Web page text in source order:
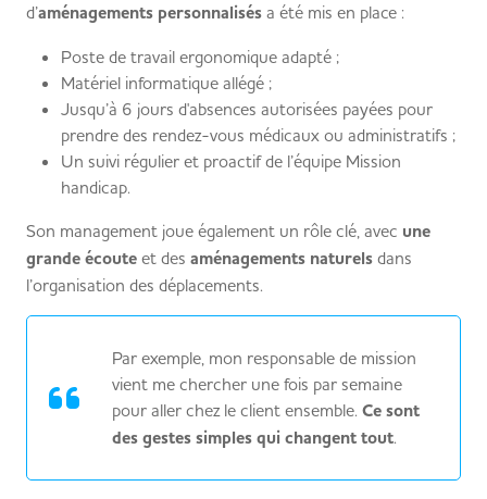
d’aménagements personnalisés a été mis en place :
Poste de travail ergonomique adapté ;
​Matériel informatique allégé ;
Jusqu’à 6 jours d'absences autorisées payées pour
prendre des rendez-vous médicaux ou administratifs ;
Un suivi régulier et proactif de l’équipe Mission
handicap.
Son management joue également un rôle clé, avec une
grande écoute et des aménagements naturels dans
l’organisation des déplacements.
Par exemple, mon responsable de mission
vient me chercher une fois par semaine
pour aller chez le client ensemble. Ce sont
des gestes simples qui changent tout.